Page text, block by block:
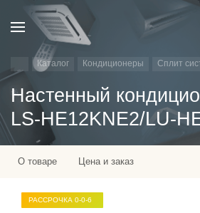
Каталог Кондиционеры Сплит
Настенный
LS-HE12KNE2/LU-
О товаре Цена и заказ
РАССРОЧКА 0-0-6